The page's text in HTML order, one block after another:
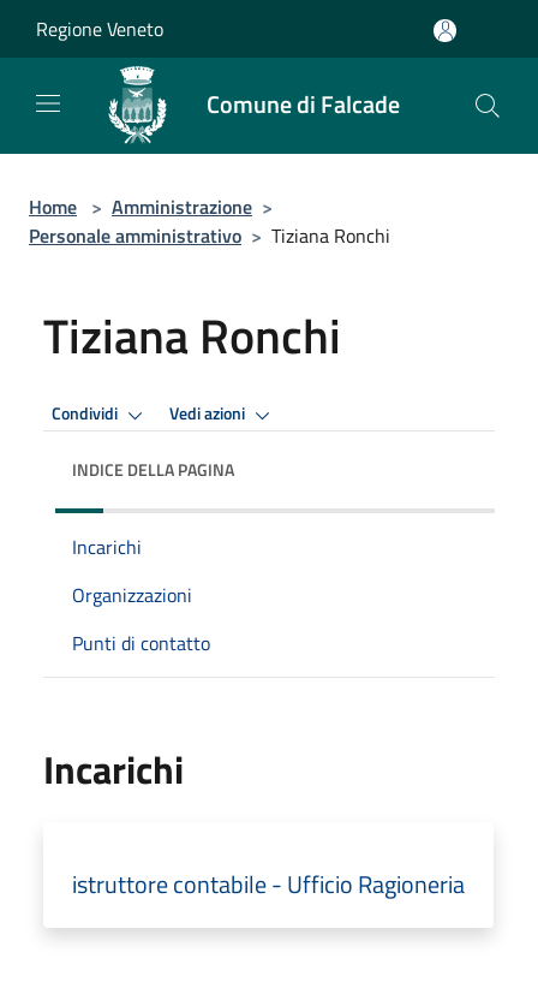
Regione Veneto
Comune di Falcade
Home > Amministrazione >
Personale amministrativo > Tiziana Ronchi
Tiziana Ronchi
Condividi Vedi azioni
INDICE DELLA PAGINA
Incarichi
Organizzazioni
Punti di contatto
Incarichi
istruttore contabile - Ufficio Ragioneria